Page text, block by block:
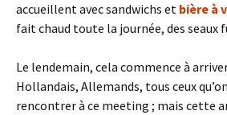
accueillent avec sandwichs et bière à
fait chaud toute la journée, des seaux
Le lendemain, cela commence à
Hollandais, Allemands, tous ceux
rencontrer à ce meeting ; mais cette